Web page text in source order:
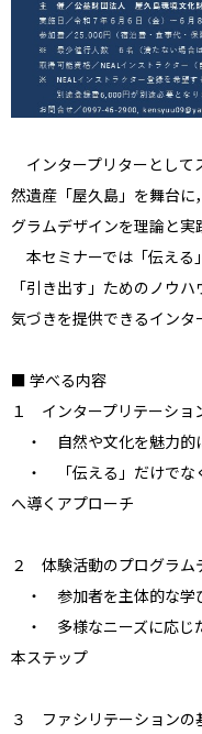
インタープリターとして
然遺産「屋久島」を舞台に
グラムデザインを理論と実
本セミナーでは「伝える
「引き出す」ためのノウ
気づきを提供できるインタ
■ 学べる内容
１ インタープリテーショ
・ 自然や文化を魅力的
・ 「伝える」だけでな
へ導くアプローチ
２ 体験活動のプログラム
・ 参加者を主体的な学
・ 多様なニーズに応じ
本ステップ
３ ファシリテーションの